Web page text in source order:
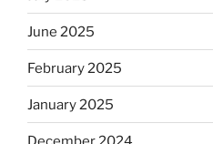
June 2025
February 2025
January 2025